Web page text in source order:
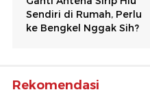
Rekomendasi